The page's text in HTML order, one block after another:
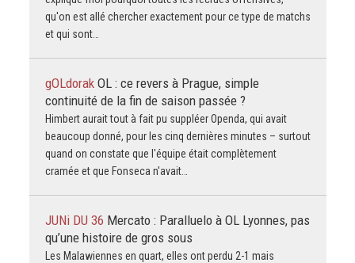
qu'on est allé chercher exactement pour ce type de matchs
et qui sont…
gOLdorak OL : ce revers à Prague, simple
continuité de la fin de saison passée ?
Himbert aurait tout à fait pu suppléer Openda, qui avait
beaucoup donné, pour les cinq dernières minutes – surtout
quand on constate que l'équipe était complètement
cramée et que Fonseca n'avait…
JUNi DU 36 Mercato : Paralluelo à OL Lyonnes, pas
qu’une histoire de gros sous
Les Malawiennes en quart, elles ont perdu 2-1 mais